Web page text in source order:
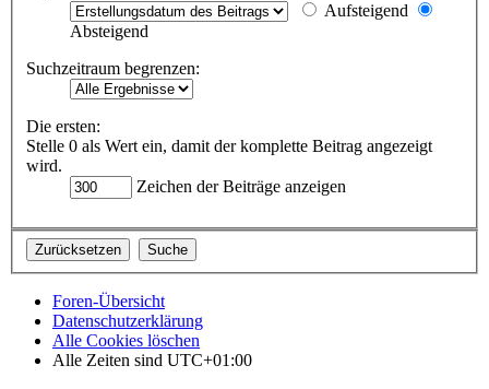
Aufsteigend
Absteigend
Suchzeitraum begrenzen:
Die ersten:
Stelle 0 als Wert ein, damit der komplette Beitrag angezeigt
wird.
Zeichen der Beiträge anzeigen
Foren-Übersicht
Datenschutzerklärung
Alle Cookies löschen
Alle Zeiten sind UTC+01:00